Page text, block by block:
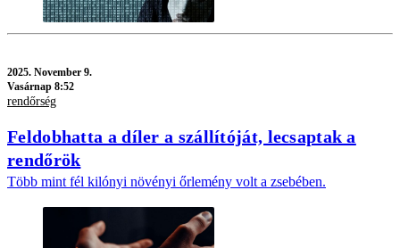
2025. November 9.
Vasárnap 8:52
rendőrség
Feldobhatta a díler a szállítóját, lecsaptak a
rendőrök
Több mint fél kilónyi növényi őrlemény volt a zsebében.